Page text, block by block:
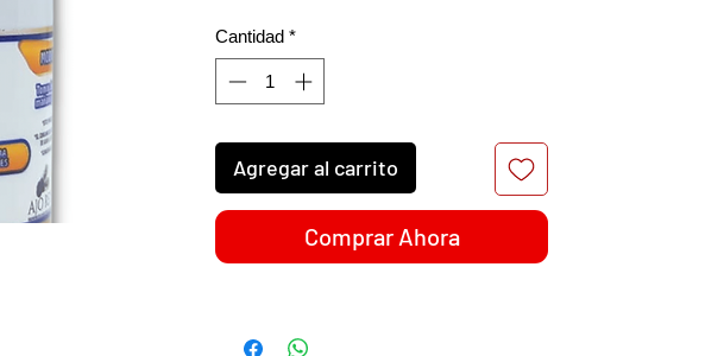
Beneficios:
Ayuda en el alivio del dolor e
inflamación de articular y muscular.
Interviene en el avance del deterioro
de articulaciones.
Acción antiinflamatoria y analgésica.
Problemas de nervio
ciático, osteoartritis y
Remedio herbolario. No es un
Cantidad *
Agregar al carrito
Comprar Ahora